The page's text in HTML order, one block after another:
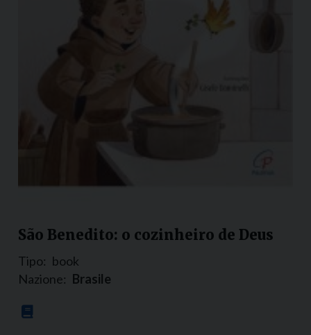
São Benedito: o cozinheiro de Deus
Tipo: book
Nazione: Brasile